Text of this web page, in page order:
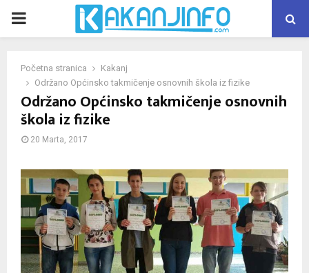
PRIMARY
Početna stranica
Kakanj
Održano Općinsko takmičenje osnovnih škola iz fizike
Održano Općinsko takmičenje osnovnih
škola iz fizike
20 Marta, 2017